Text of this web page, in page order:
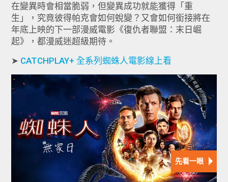
在變異時會相當脆弱，但變異成功就能獲得「重
生」，究竟彼得帕克會如何蛻變？又會如何銜接將在
年底上映的下一部漫威電影《復仇者聯盟：末日崛
起》，都漫威迷超級期待。
➤ CATCHPLAY+ 全系列蜘蛛人電影線上看